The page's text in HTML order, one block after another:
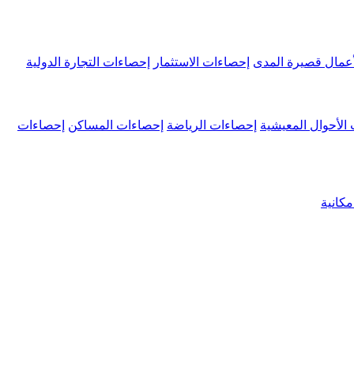
قصيرة المدى إحصاءات الاستثمار إحصاءات التجارة الدولية
الأحوال المعيشية إحصاءات الرياضة إحصاءات المساكن إحصاءات